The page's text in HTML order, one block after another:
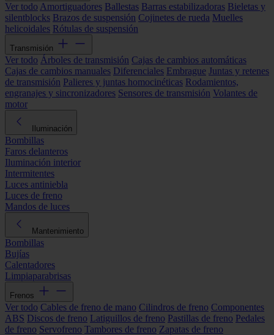
Ver todo Amortiguadores Ballestas Barras estabilizadoras Bieletas y
silentblocks Brazos de suspensión Cojinetes de rueda Muelles
helicoidales Rótulas de suspensión
Transmisión
Ver todo Árboles de transmisión Cajas de cambios automáticas
Cajas de cambios manuales Diferenciales Embrague Juntas y retenes
de transmisión Palieres y juntas homocinéticas Rodamientos,
engranajes y sincronizadores Sensores de transmisión Volantes de
motor
Iluminación
Bombillas
Faros delanteros
Iluminación interior
Intermitentes
Luces antiniebla
Luces de freno
Mandos de luces
Mantenimiento
Bombillas
Bujías
Calentadores
Limpiaparabrisas
Frenos
Ver todo Cables de freno de mano Cilindros de freno Componentes
ABS Discos de freno Latiguillos de freno Pastillas de freno Pedales
de freno Servofreno Tambores de freno Zapatas de freno